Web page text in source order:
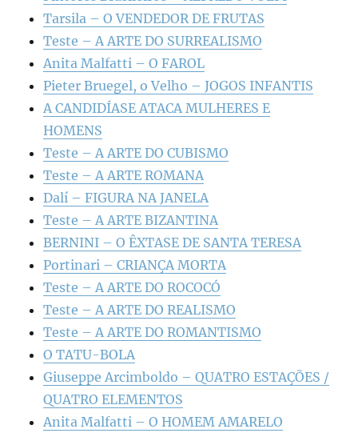
Tarsila – O VENDEDOR DE FRUTAS
Teste – A ARTE DO SURREALISMO
Anita Malfatti – O FAROL
Pieter Bruegel, o Velho – JOGOS INFANTIS
A CANDIDÍASE ATACA MULHERES E
HOMENS
Teste – A ARTE DO CUBISMO
Teste – A ARTE ROMANA
Dalí – FIGURA NA JANELA
Teste – A ARTE BIZANTINA
BERNINI – O ÊXTASE DE SANTA TERESA
Portinari – CRIANÇA MORTA
Teste – A ARTE DO ROCOCÓ
Teste – A ARTE DO REALISMO
Teste – A ARTE DO ROMANTISMO
O TATU-BOLA
Giuseppe Arcimboldo – QUATRO ESTAÇÕES /
QUATRO ELEMENTOS
Anita Malfatti – O HOMEM AMARELO